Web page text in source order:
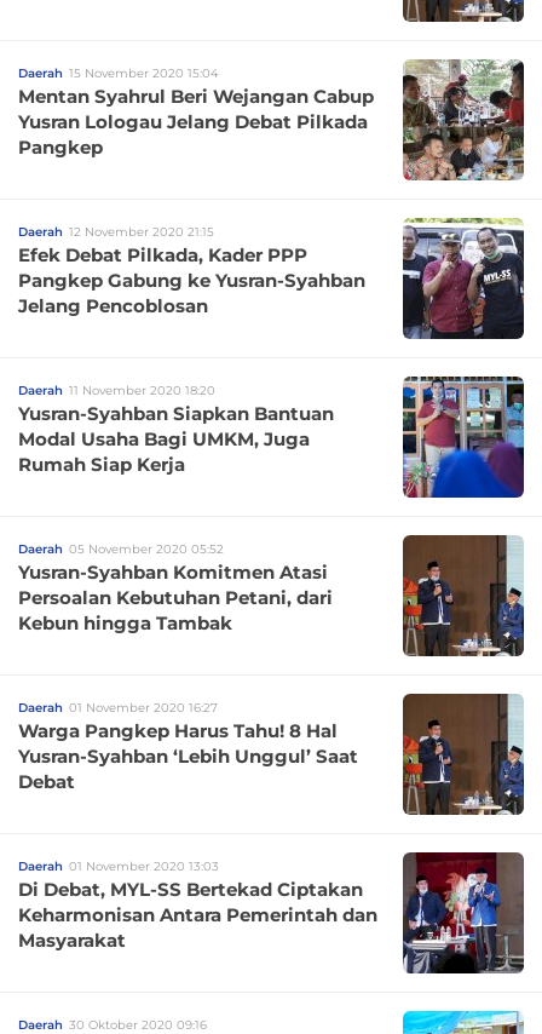
Daerah 15 November 2020 15:04
Mentan Syahrul Beri Wejangan Cabup
Yusran Lologau Jelang Debat Pilkada
Pangkep
Daerah 12 November 2020 21:15
Efek Debat Pilkada, Kader PPP
Pangkep Gabung ke Yusran-Syahban
Jelang Pencoblosan
Daerah 11 November 2020 18:20
Yusran-Syahban Siapkan Bantuan
Modal Usaha Bagi UMKM, Juga
Rumah Siap Kerja
Daerah 05 November 2020 05:52
Yusran-Syahban Komitmen Atasi
Persoalan Kebutuhan Petani, dari
Kebun hingga Tambak
Daerah 01 November 2020 16:27
Warga Pangkep Harus Tahu! 8 Hal
Yusran-Syahban ‘Lebih Unggul’ Saat
Debat
Daerah 01 November 2020 13:03
Di Debat, MYL-SS Bertekad Ciptakan
Keharmonisan Antara Pemerintah dan
Masyarakat
Daerah 30 Oktober 2020 09:16